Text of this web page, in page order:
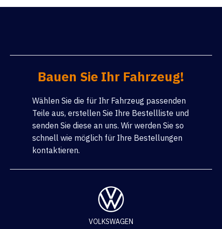
Bauen Sie Ihr Fahrzeug!
Wählen Sie die für Ihr Fahrzeug passenden
Teile aus, erstellen Sie Ihre Bestellliste und
senden Sie diese an uns. Wir werden Sie so
schnell wie möglich für Ihre Bestellungen
kontaktieren.
VOLKSWAGEN